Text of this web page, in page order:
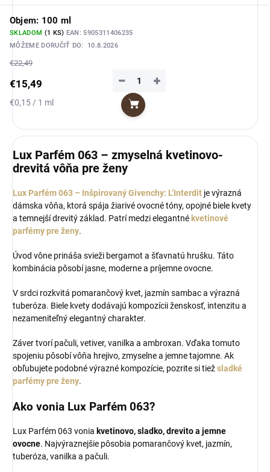
Objem: 100 ml
SKLADOM (1 KS) EAN: 5905311406235
MÔŽEME DORUČIŤ DO:
10.8.2026
€22,49
€15,49
Jednotková
€0,15 / 1 ml
+
−
Do košíka
Lux Parfém 063 – zmyselná kvetinovo-
drevitá vôňa pre ženy
Lux Parfém 063 – Inšpirovaný Givenchy: L’Interdit je výrazná
dámska vôňa, ktorá spája žiarivé ovocné tóny, opojné biele kvety
a temnejší drevitý základ. Patrí medzi elegantné kvetinové
parfémy pre ženy.
Úvod vône prináša svieži bergamot a šťavnatú hrušku. Táto
kombinácia pôsobí jasne, moderne a príjemne ovocne.
V srdci rozkvitá pomarančový kvet, jazmín sambac a výrazná
tuberóza. Biele kvety dodávajú kompozícii ženskosť, intenzitu a
nezameniteľný elegantný charakter.
Záver tvorí pačuli, vetiver, vanilka a ambroxan. Vďaka tomuto
spojeniu pôsobí vôňa hrejivo, zmyselne a jemne tajomne. Ak
obľubujete podobné výrazné kompozície, pozrite si tiežsladké
parfémy pre ženy.
Ako vonia Lux Parfém 063?
Lux Parfém 063 vonia kvetinovo, sladko, drevito a jemne
ovocne. Najvýraznejšie pôsobia pomarančový kvet, jazmín,
tuberóza, vanilka a pačuli.